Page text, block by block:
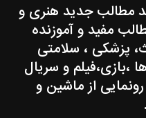
مطالب جدید هنری و
مفید و آموزنده
پزشکی ، سلامتی
،بازی،فیلم و سریال
از ماشین و